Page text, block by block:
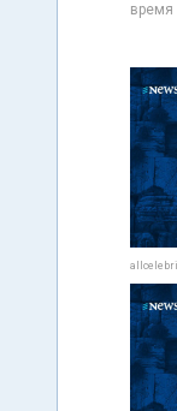
время